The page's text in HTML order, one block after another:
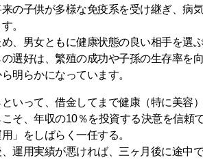
の子供が多様な免疫系を受け継ぎ、病
。
、男女ともに健康状態の良い相手を選ぶ
の選好は、繁殖の成功や子孫の生存率を
明らかになっています。
いって、借金してまで健康（特に美容
そ、年収の10％を投資する決意を信頼
」をしばらく一任する。
運用実績が悪ければ、三ヶ月後に途中